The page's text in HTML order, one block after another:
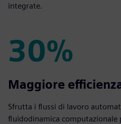
integrate.
30%
30%
Maggiore
Sfrutta i flussi di lavoro
fluidodinamica computazionale